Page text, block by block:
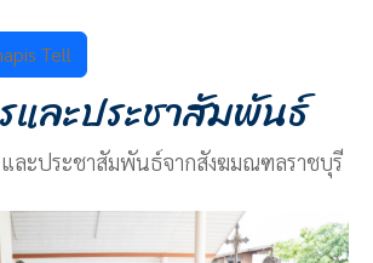
Tell
และประชาสัมพันธ์
และประชาสัมพันธ์จากสังฆมณฑลราชบุรี